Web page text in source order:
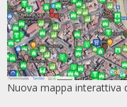
Nuova mappa interattiva